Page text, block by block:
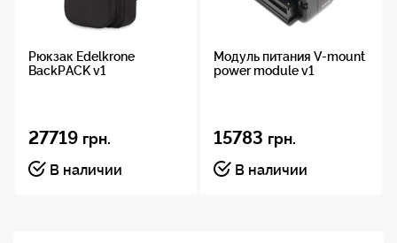
Рюкзак Edelkrone
BackPACK v1
27719 грн.
В наличии
Модуль питания V-mount
power module v1
15783 грн.
В наличии